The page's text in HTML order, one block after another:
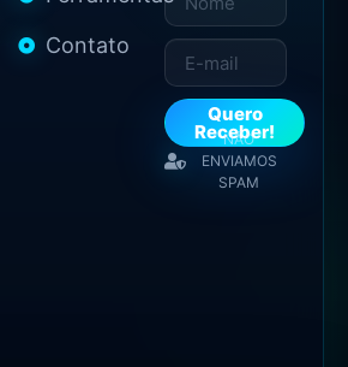
Contato
Quero
Receber!
NÃO
ENVIAMOS
SPAM